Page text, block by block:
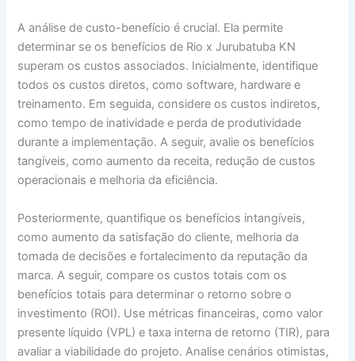
A análise de custo-benefício é crucial. Ela permite
determinar se os benefícios de Rio x Jurubatuba KN
superam os custos associados. Inicialmente, identifique
todos os custos diretos, como software, hardware e
treinamento. Em seguida, considere os custos indiretos,
como tempo de inatividade e perda de produtividade
durante a implementação. A seguir, avalie os benefícios
tangíveis, como aumento da receita, redução de custos
operacionais e melhoria da eficiência.
Posteriormente, quantifique os benefícios intangíveis,
como aumento da satisfação do cliente, melhoria da
tomada de decisões e fortalecimento da reputação da
marca. A seguir, compare os custos totais com os
benefícios totais para determinar o retorno sobre o
investimento (ROI). Use métricas financeiras, como valor
presente líquido (VPL) e taxa interna de retorno (TIR), para
avaliar a viabilidade do projeto. Analise cenários otimistas,